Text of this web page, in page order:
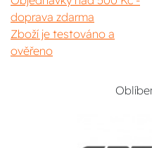
doprava zdarma
Zboží je testováno a
ověřeno